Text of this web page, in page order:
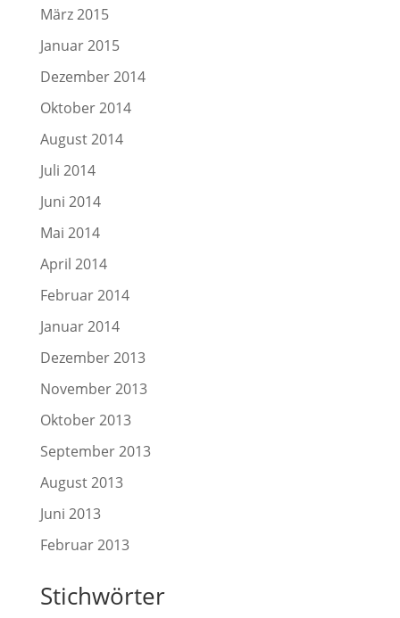
März 2015
Januar 2015
Dezember 2014
Oktober 2014
August 2014
Juli 2014
Juni 2014
Mai 2014
April 2014
Februar 2014
Januar 2014
Dezember 2013
November 2013
Oktober 2013
September 2013
August 2013
Juni 2013
Februar 2013
Stichwörter